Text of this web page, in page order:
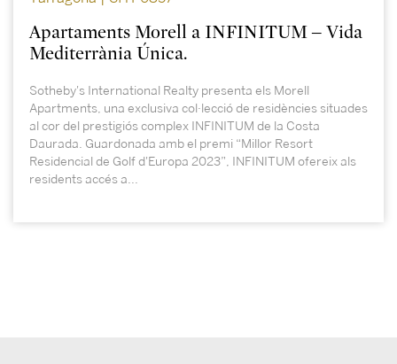
Apartaments Morell a INFINITUM – Vida
Mediterrània Única.
Sotheby's International Realty presenta els Morell
Apartments, una exclusiva col·lecció de residències situades
al cor del prestigiós complex INFINITUM de la Costa
Daurada. Guardonada amb el premi “Millor Resort
Residencial de Golf d'Europa 2023”, INFINITUM ofereix als
residents accés a...